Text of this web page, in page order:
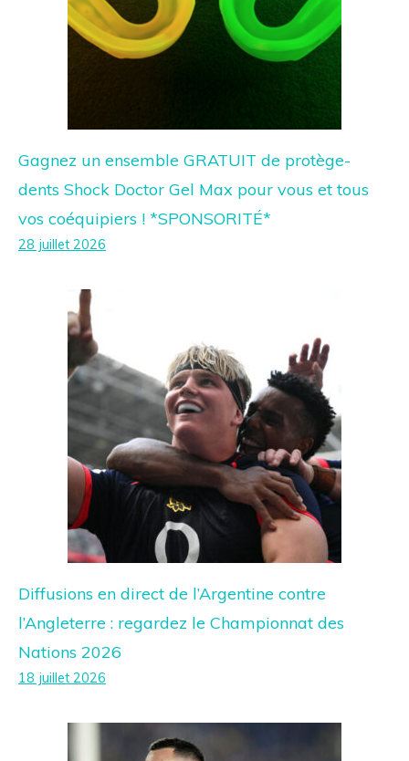
Gagnez un ensemble GRATUIT de protège-
dents Shock Doctor Gel Max pour vous et tous
vos coéquipiers ! *SPONSORITÉ*
28 juillet 2026
Diffusions en direct de l’Argentine contre
l’Angleterre : regardez le Championnat des
Nations 2026
18 juillet 2026